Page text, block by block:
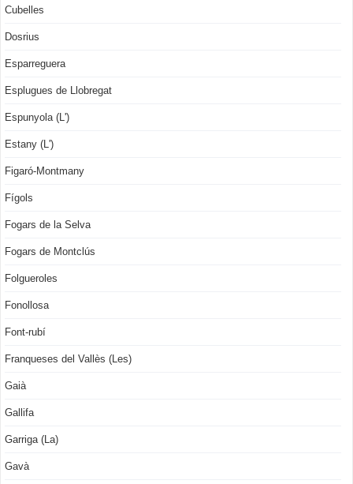
Cubelles
Dosrius
Esparreguera
Esplugues de Llobregat
Espunyola (L')
Estany (L')
Figaró-Montmany
Fígols
Fogars de la Selva
Fogars de Montclús
Folgueroles
Fonollosa
Font-rubí
Franqueses del Vallès (Les)
Gaià
Gallifa
Garriga (La)
Gavà